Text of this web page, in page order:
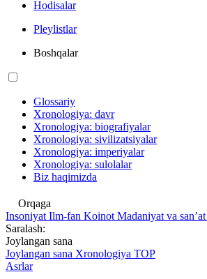
Hodisalar
Pleylistlar
Boshqalar
Glossariy
Xronologiya: davr
Xronologiya: biografiyalar
Xronologiya: sivilizatsiyalar
Xronologiya: imperiyalar
Xronologiya: sulolalar
Biz haqimizda
Orqaga
InsoniyatIlm-fan KoinotMadaniyat va sanʼat
Saralash:
Joylangan sana
Joylangan sana Xronologiya TOP
Asrlar